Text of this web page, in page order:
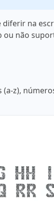
na
ou não
z),